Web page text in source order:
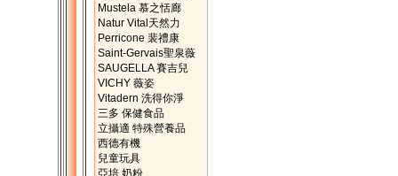
Mustela 慕之恬廊
Natur Vital天然力
Perricone 裴禮康
Saint-Gervais聖泉薇
SAUGELLA 賽吉兒
VICHY 薇姿
Vitadern 洗得你淨
三多 保健食品
立攝適 特殊營養品
西德有機
兒童玩具
亞培 奶粉